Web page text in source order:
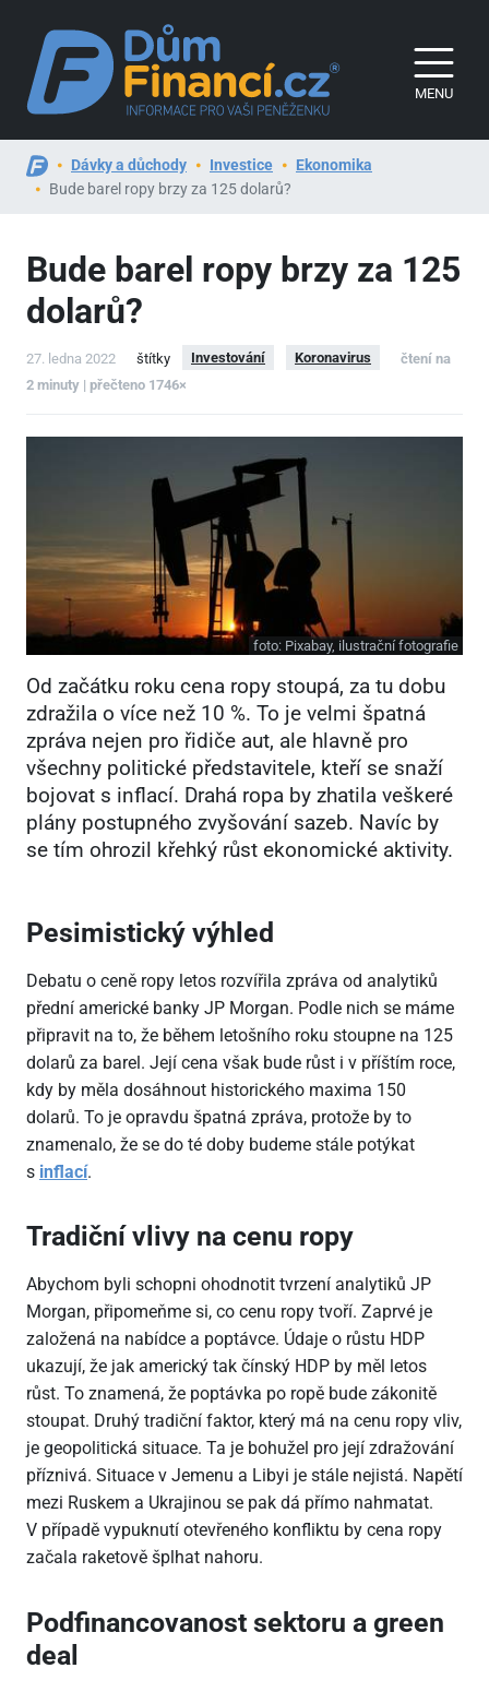
MENU
Dávky a důchody Investice
Ekonomika
Bude barel ropy brzy za 125 dolarů?
Bude barel ropy brzy za 125
dolarů?
27. ledna 2022 štítky Investování Koronavirus
čtení na
2 minuty | přečteno 1746×
foto: Pixabay, ilustrační fotografie
Od začátku roku cena ropy stoupá, za tu dobu
zdražila o více než 10 %. To je velmi špatná
zpráva nejen pro řidiče aut, ale hlavně pro
všechny politické představitele, kteří se snaží
bojovat s inflací. Drahá ropa by zhatila veškeré
plány postupného zvyšování sazeb. Navíc by
se tím ohrozil křehký růst ekonomické aktivity.
Pesimistický výhled
Debatu o ceně ropy letos rozvířila zpráva od analytiků
přední americké banky JP Morgan. Podle nich se máme
připravit na to, že během letošního roku stoupne na 125
dolarů za barel. Její cena však bude růst i v příštím roce,
kdy by měla dosáhnout historického maxima 150
dolarů. To je opravdu špatná zpráva, protože by to
znamenalo, že se do té doby budeme stále potýkat
s inflací.
Tradiční vlivy na cenu ropy
Abychom byli schopni ohodnotit tvrzení analytiků JP
Morgan, připomeňme si, co cenu ropy tvoří. Zaprvé je
založená na nabídce a poptávce. Údaje o růstu HDP
ukazují, že jak americký tak čínský HDP by měl letos
růst. To znamená, že poptávka po ropě bude zákonitě
stoupat. Druhý tradiční faktor, který má na cenu ropy vliv,
je geopolitická situace. Ta je bohužel pro její zdražování
příznivá. Situace v Jemenu a Libyi je stále nejistá. Napětí
mezi Ruskem a Ukrajinou se pak dá přímo nahmatat.
V případě vypuknutí otevřeného konfliktu by cena ropy
začala raketově šplhat nahoru.
Podfinancovanost sektoru a green
deal